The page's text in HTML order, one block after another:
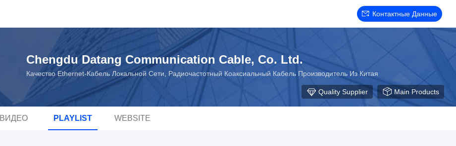
Контактные Данные
Chengdu Datang Communication Cable, Co. Ltd.
Качество Ethernet-Кабель Локальной Сети, Радиочастотный Коаксиальный Кабель Производитель Из Китая
Quality Supplier Main Products
ВИДЕО PLAYLIST WEBSITE